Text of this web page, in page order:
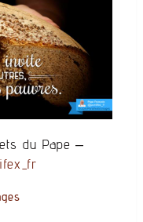
du Pape –